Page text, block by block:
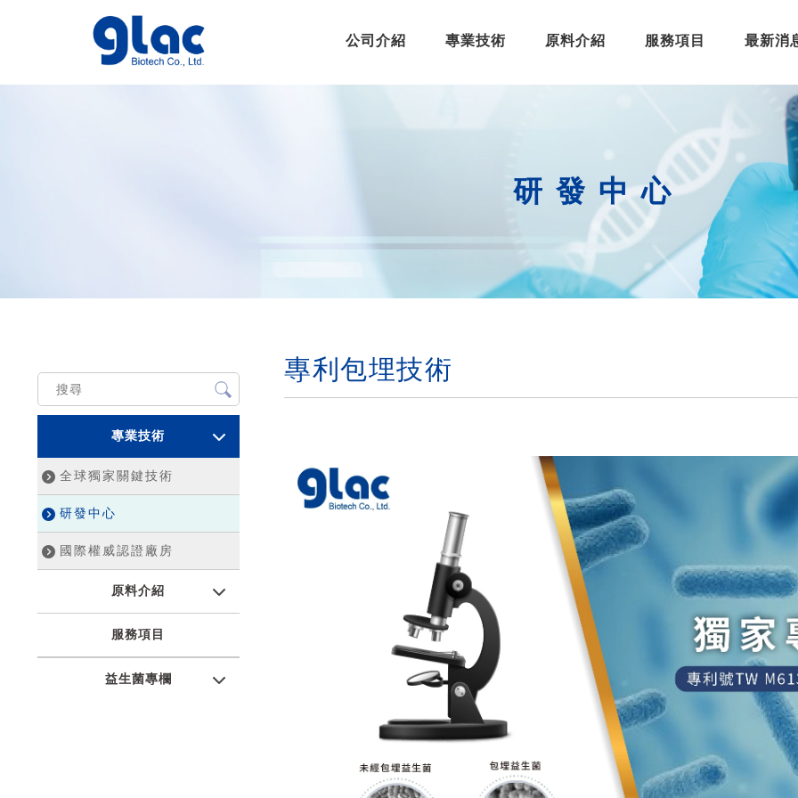
公司介紹 專業技術 原料介紹 服務項目 最新消
研發中心
專業技術
全球獨家關鍵技術
研發中心
國際權威認證廠房
原料介紹
服務項目
益生菌專欄
專利包埋技術